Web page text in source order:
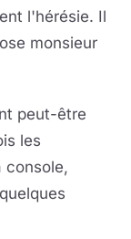
l'hérésie. Il
monsieur
peut-être
les
console,